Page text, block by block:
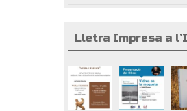
Lletra Impresa a